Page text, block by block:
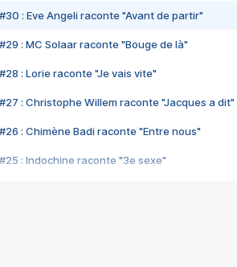
#30 : Eve Angeli raconte "Avant de partir"
#29 : MC Solaar raconte "Bouge de là"
#28 : Lorie raconte "Je vais vite"
#27 : Christophe Willem raconte "Jacques a dit"
#26 : Chimène Badi raconte "Entre nous"
#25 : Indochine raconte "3e sexe"